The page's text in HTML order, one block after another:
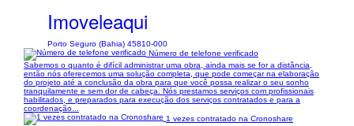
Imoveleaqui
Porto Seguro (Bahia) 45810-000
Número de telefone verificado
Sabemos o quanto é difícil administrar uma obra, ainda mais se for a distância,
então nós oferecemos uma solução completa, que pode começar na elaboração
do projeto até a conclusão da obra para que você possa realizar o seu sonho
tranquilamente e sem dor de cabeça. Nós prestamos serviços com profissionais
habilitados, e preparados para execução dos serviços contratados e para a
coordenação...
1 vezes contratado na Cronoshare